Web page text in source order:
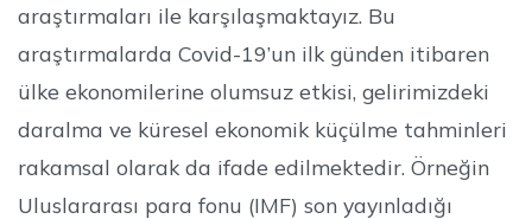
araştırmaları ile karşılaşmaktayız. Bu
araştırmalarda Covid-19’un ilk günden itibaren
ülke ekonomilerine olumsuz etkisi, gelirimizdeki
daralma ve küresel ekonomik küçülme tahminleri
rakamsal olarak da ifade edilmektedir. Örneğin
Uluslararası para fonu (IMF) son yayınladığı